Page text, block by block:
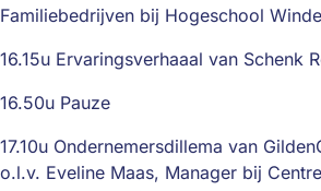
Familiebedrijven bij Hogeschool
16.15u Ervaringsverhaaal van Schenk
16.50u Pauze
17.10u Ondernemersdillema van
o.l.v. Eveline Maas, Manager bij